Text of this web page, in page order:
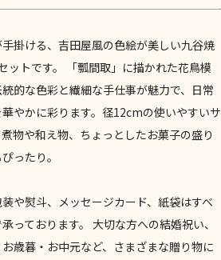
掛ける、吉田屋風の色絵が美しい九谷焼
ットです。 「瓢間取」に描かれた花鳥模
的な色彩と繊細な手仕事が魅力で、日常
やかに彩ります。径12cmの使いやすいサ
物や和え物、ちょっとしたお菓子の盛り
ったり。
や熨斗、メッセージカード、紙袋はすべ
っております。 大切な方への結婚祝い、
歳暮・お中元など、さまざまな贈り物に